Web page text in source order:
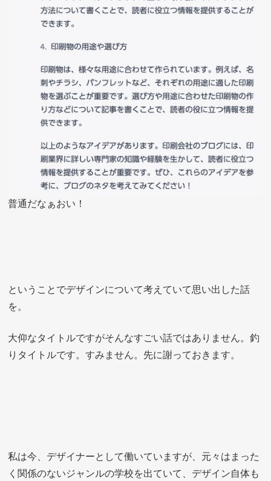
普通だなぁおい！
ということでデザインについて考えていて思い出した話
を。
大仰なタイトルですがそんなすごい話ではありません。釣
りタイトルです。すみません。先に謝っておきます。
私は今、デザイナーとして働いていますが、元々はまった
く関係のないジャンルの学校を出ていて、デザイン自体も